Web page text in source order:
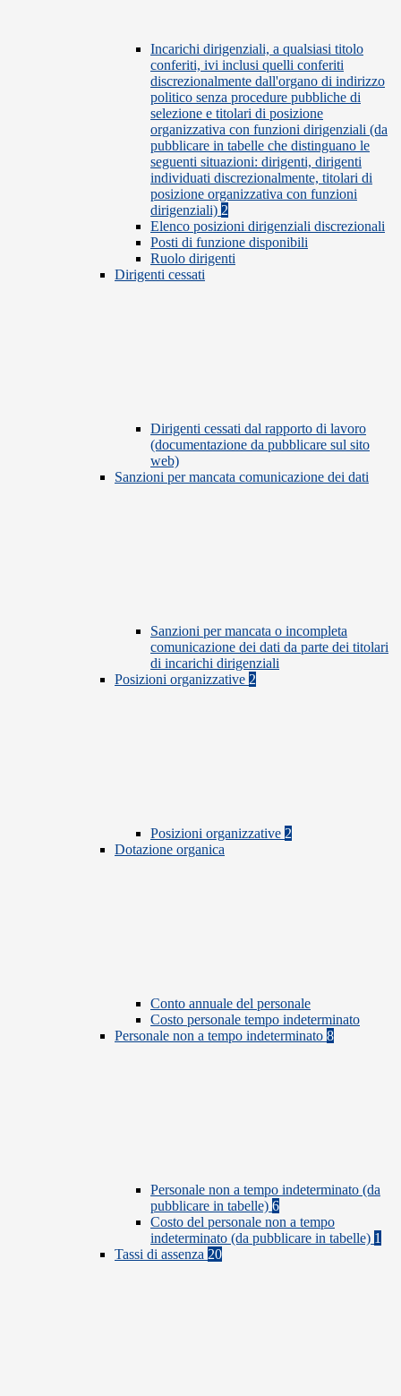
Incarichi dirigenziali, a qualsiasi titolo
conferiti, ivi inclusi quelli conferiti
discrezionalmente dall'organo di indirizzo
politico senza procedure pubbliche di
selezione e titolari di posizione
organizzativa con funzioni dirigenziali (da
pubblicare in tabelle che distinguano le
seguenti situazioni: dirigenti, dirigenti
individuati discrezionalmente, titolari di
posizione organizzativa con funzioni
dirigenziali) 2
Elenco posizioni dirigenziali discrezionali
Posti di funzione disponibili
Ruolo dirigenti
Dirigenti cessati
Dirigenti cessati dal rapporto di lavoro
(documentazione da pubblicare sul sito
web)
Sanzioni per mancata comunicazione dei dati
Sanzioni per mancata o incompleta
comunicazione dei dati da parte dei titolari
di incarichi dirigenziali
Posizioni organizzative 2
Posizioni organizzative 2
Dotazione organica
Conto annuale del personale
Costo personale tempo indeterminato
Personale non a tempo indeterminato 8
Personale non a tempo indeterminato (da
pubblicare in tabelle) 6
Costo del personale non a tempo
indeterminato (da pubblicare in tabelle) 1
Tassi di assenza 20